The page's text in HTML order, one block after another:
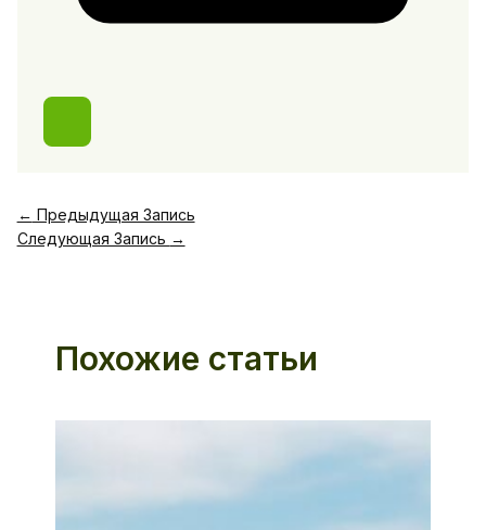
← Предыдущая Запись
Следующая Запись →
Похожие статьи